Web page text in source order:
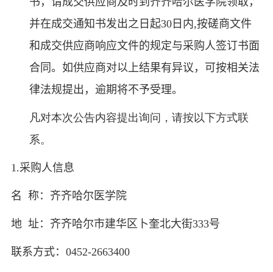
并在成交通知书发出之日起30日 内,按磋商文件
和 成交供应商响应文件的规定与采购人签订书面
合同。如供应商对以上结果有异议，可按相关法
律法规提出，逾期将不予受理。
凡对本次公告内容提出询问，请按以下方式联
系。
1.采购人信息
名 称：齐齐哈尔医学院
地 址：齐齐哈尔市建华区卜奎北大街333号
联系方式： 0452-2663400